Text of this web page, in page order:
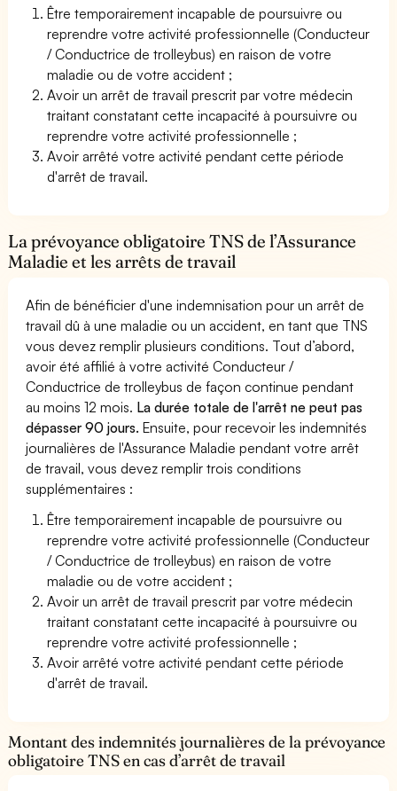
Être temporairement incapable de poursuivre ou
reprendre votre activité professionnelle (Conducteur
/ Conductrice de trolleybus) en raison de votre
maladie ou de votre accident ;
Avoir un arrêt de travail prescrit par votre médecin
traitant constatant cette incapacité à poursuivre ou
reprendre votre activité professionnelle ;
Avoir arrêté votre activité pendant cette période
d'arrêt de travail.
La prévoyance obligatoire TNS de l’Assurance
Maladie et les arrêts de travail
Afin de bénéficier d'une indemnisation pour un arrêt de
travail dû à une maladie ou un accident, en tant que TNS
vous devez remplir plusieurs conditions. Tout d’abord,
avoir été affilié à votre activité Conducteur /
Conductrice de trolleybus de façon continue pendant
au moins 12 mois. La durée totale de l'arrêt ne peut pas
dépasser 90 jours. Ensuite, pour recevoir les indemnités
journalières de l'Assurance Maladie pendant votre arrêt
de travail, vous devez remplir trois conditions
supplémentaires :
Être temporairement incapable de poursuivre ou
reprendre votre activité professionnelle (Conducteur
/ Conductrice de trolleybus) en raison de votre
maladie ou de votre accident ;
Avoir un arrêt de travail prescrit par votre médecin
traitant constatant cette incapacité à poursuivre ou
reprendre votre activité professionnelle ;
Avoir arrêté votre activité pendant cette période
d'arrêt de travail.
Montant des indemnités journalières de la prévoyance
obligatoire TNS en cas d’arrêt de travail